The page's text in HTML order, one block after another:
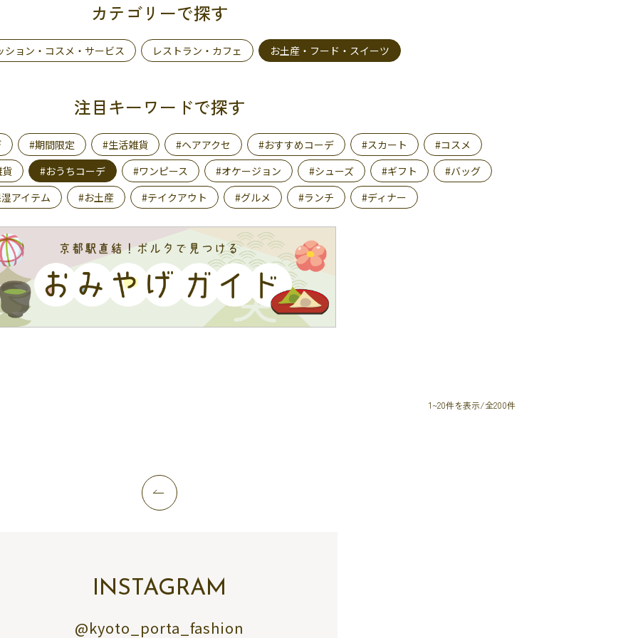
カテゴリーで探す
ション・コスメ・サービス レストラン・カフェ お土産・フード・スイーツ
注目キーワードで探す
#期間限定 #生活雑貨 #ヘアアクセ #おすすめコーデ #スカート
#コスメ
#おうちコーデ #ワンピース #オケージョン #シューズ #ギフト
#バッグ
アイテム #お土産 #テイクアウト #グルメ #ランチ #ディナー
1~20件を表示/全200件
INSTAGRAM
@kyoto_porta_fashion